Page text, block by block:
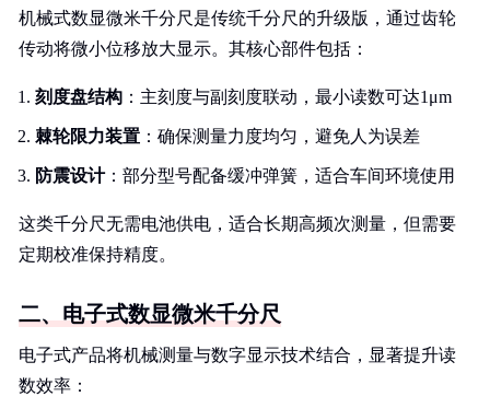
机械式数显微米千分尺是传统千分尺的升级版，通过齿轮
传动将微小位移放大显示。其核心部件包括：
刻度盘结构 ：主刻度与副刻度联动，最小读数可达1μm
棘轮限力装置 ：确保测量力度均匀，避免人为误差
防震设计：部分型号配备缓冲弹簧，适合车间环境使用
这类千分尺无需电池供电，适合长期高频次测量，但需要
定期校准保持精度。
二、电子式数显微米千分尺
电子式产品将机械测量与数字显示技术结合，显著提升读
数效率：